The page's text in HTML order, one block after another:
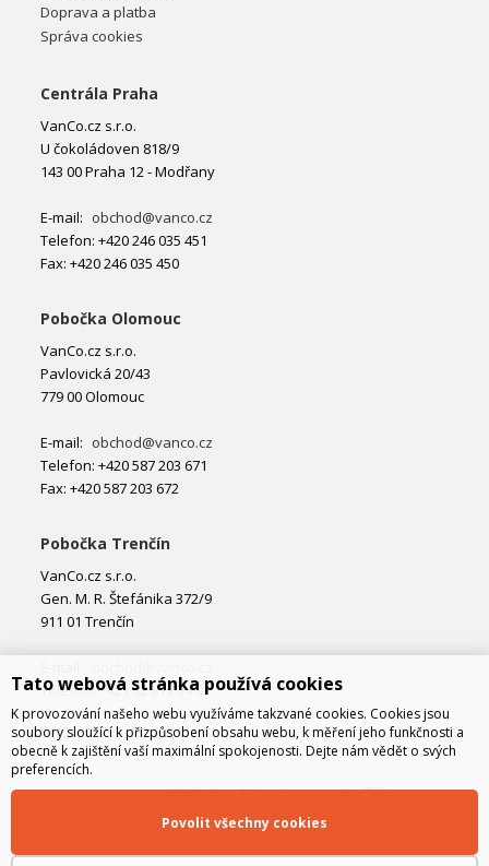
Doprava a platba
Správa cookies
Centrála Praha
VanCo.cz s.r.o.
U čokoládoven 818/9
143 00 Praha 12 - Modřany
E-mail: obchod@vanco.cz
Telefon: +420 246 035 451
Fax: +420 246 035 450
Pobočka Olomouc
VanCo.cz s.r.o.
Pavlovická 20/43
779 00 Olomouc
E-mail: obchod@vanco.cz
Telefon: +420 587 203 671
Fax: +420 587 203 672
Pobočka Trenčín
VanCo.cz s.r.o.
Gen. M. R. Štefánika 372/9
911 01 Trenčín
Telefon: +421 32 877 74 02
Tato webová stránka používá cookies
K provozování našeho webu využíváme takzvané cookies. Cookies jsou
soubory sloužící k přizpůsobení obsahu webu, k měření jeho funkčnosti a
obecně k zajištění vaší maximální spokojenosti. Dejte nám vědět o svých
preferencích.
Povolit všechny cookies